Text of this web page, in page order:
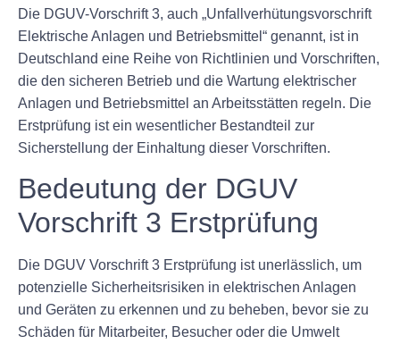
Die DGUV-Vorschrift 3, auch „Unfallverhütungsvorschrift
Elektrische Anlagen und Betriebsmittel“ genannt, ist in
Deutschland eine Reihe von Richtlinien und Vorschriften,
die den sicheren Betrieb und die Wartung elektrischer
Anlagen und Betriebsmittel an Arbeitsstätten regeln. Die
Erstprüfung ist ein wesentlicher Bestandteil zur
Sicherstellung der Einhaltung dieser Vorschriften.
Bedeutung der DGUV
Vorschrift 3 Erstprüfung
Die DGUV Vorschrift 3 Erstprüfung ist unerlässlich, um
potenzielle Sicherheitsrisiken in elektrischen Anlagen
und Geräten zu erkennen und zu beheben, bevor sie zu
Schäden für Mitarbeiter, Besucher oder die Umwelt